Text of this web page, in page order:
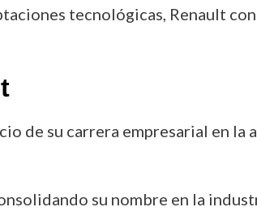
tecnológicas, Renault
de su carrera empresarial en la
su nombre en la